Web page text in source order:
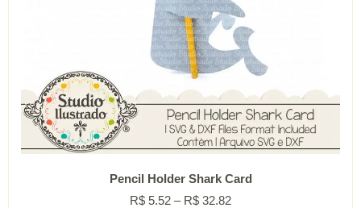
Pencil Holder Shark Card
R$ 5.52 – R$ 32.82Faixa